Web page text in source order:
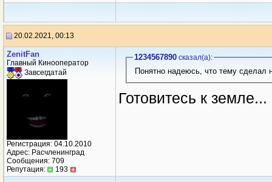
20.02.2021, 00:13
ZenitFan
Главный Кинооператор
Завсегдатай
Регистрация: 04.10.2010
Адрес: Расчленинград
Сообщения: 709
Репутация:
193
1234567890сказал(a):
Готовитесь к земле...